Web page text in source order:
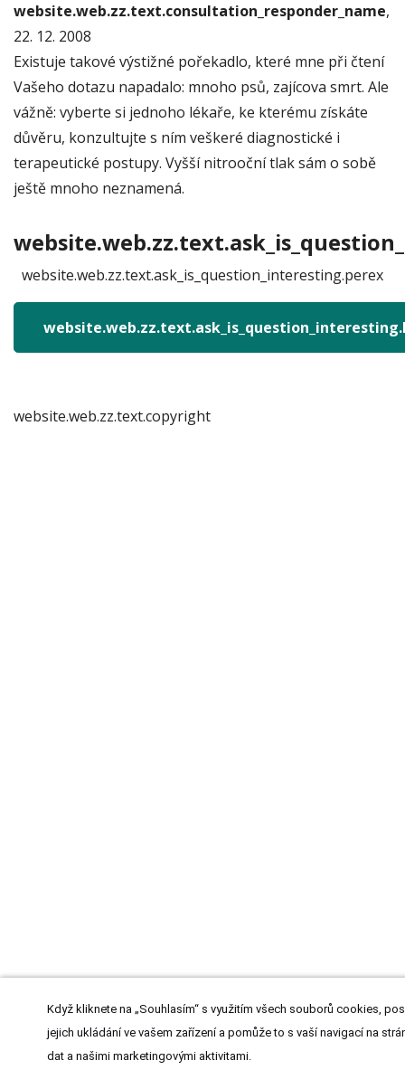
website.web.zz.text.consultation_responder_name,
22. 12. 2008
Existuje takové výstižné pořekadlo, které mne při čtení
Vašeho dotazu napadalo: mnoho psů, zajícova smrt. Ale
vážně: vyberte si jednoho lékaře, ke kterému získáte
důvěru, konzultujte s ním veškeré diagnostické i
terapeutické postupy. Vyšší nitrooční tlak sám o sobě
ještě mnoho neznamená.
website.web.zz.text.ask_is_question_interesting.perex
website.web.zz.text.copyright
Když kliknete na „Souhlasím“ s využitím všech souborů cookies,
jejich ukládání ve vašem zařízení a pomůže to s vaší navigací na
dat a našimi marketingovými aktivitami.